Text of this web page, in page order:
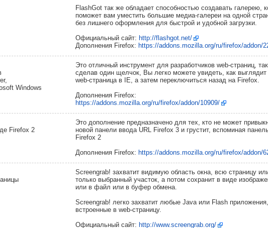
FlashGot так же обладает способностью создавать галерею,
поможет вам уместить большие медиа-галереи на одной
без лишнего оформления для быстрой и удобной загрузки.
Официальный сайт: http://flashgot.net/
Дополнения Firefox: https://addons.mozilla.org/ru/firefox/addon/
Windows
Это отличный инструмент для разработчиков web-страниц,
сделав один щелчок, Вы легко можете увидеть, как
web-страница в IE, а затем переключиться назад на Firefox.
Дополнения Firefox:
https://addons.mozilla.org/ru/firefox/addon/10909/
Firefox 2
Это дополнение предназначено для тех, кто не может
новой панели ввода URL Firefox 3 и грустит, вспоминая
Firefox 2
Дополнения Firefox: https://addons.mozilla.org/ru/firefox/addon/
Screengrab! захватит видимую область окна, всю страницу
только выбранный участок, а потом сохранит в виде
или в файл или в буфер обмена.
Screengrab! легко захватит любые Java или Flash приложения,
встроенные в web-страницу.
Официальный сайт: http://www.screengrab.org/